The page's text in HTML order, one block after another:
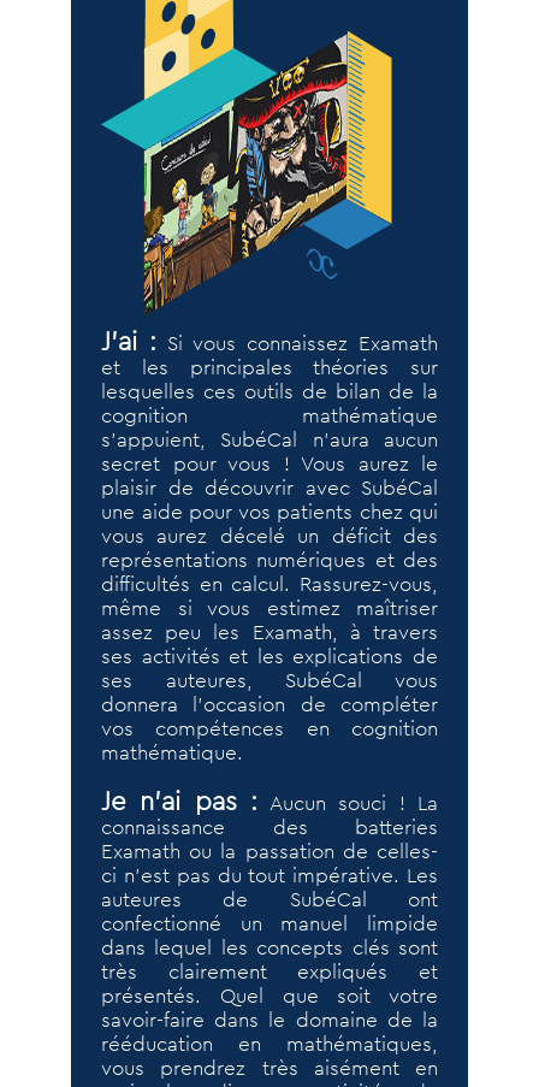
J’ai : Si vous connaissez Examath
et les principales théories sur
lesquelles ces outils de bilan de la
cognition mathématique
s’appuient, SubéCal n’aura aucun
secret pour vous ! Vous aurez le
plaisir de découvrir avec SubéCal
une aide pour vos patients chez qui
vous aurez décelé un déficit des
représentations numériques et des
difficultés en calcul. Rassurez-vous,
même si vous estimez maîtriser
assez peu les Examath, à travers
ses activités et les explications de
ses auteures, SubéCal vous
donnera l’occasion de compléter
vos compétences en cognition
mathématique.
Je n’ai pas : Aucun souci ! La
connaissance des batteries
Examath ou la passation de celles-
ci n’est pas du tout impérative. Les
auteures de SubéCal ont
confectionné un manuel limpide
dans lequel les concepts clés sont
très clairement expliqués et
présentés. Quel que soit votre
savoir-faire dans le domaine de la
rééducation en mathématiques,
vous prendrez très aisément en